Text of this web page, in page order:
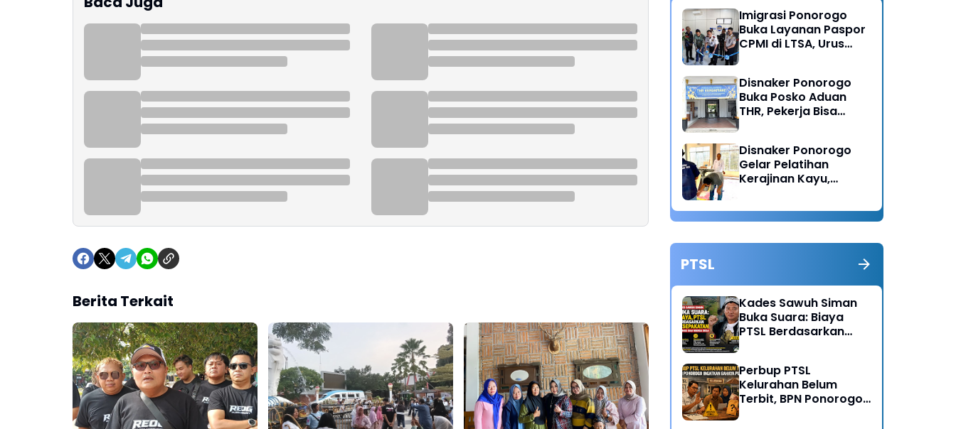
Berita Terkait
Imigrasi Ponorogo
Buka Layanan Paspor
CPMI di LTSA, Urus
Disnaker Ponorogo
Buka Posko Aduan
THR, Pekerja Bisa
Disnaker Ponorogo
Gelar Pelatihan
Kerajinan Kayu,
Wirausaha Baru
PTSL
Kades Sawuh Siman
Buka Suara: Biaya
PTSL Berdasarkan
Perbup PTSL
Kelurahan Belum
Terbit, BPN Ponorogo